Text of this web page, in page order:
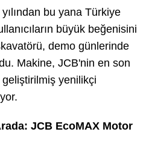
bu yana Türkiye
büyük beğenisini
demo günlerinde
Makine, JCB'nin en son
geliştirilmiş yenilikçi
JCB EcoMAX Motor